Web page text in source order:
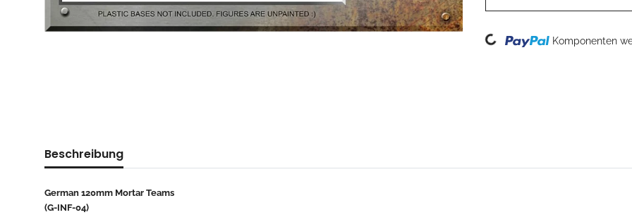
Loading... Komponenten
Beschreibung
German 120mm Mortar Teams
(G-INF-04)